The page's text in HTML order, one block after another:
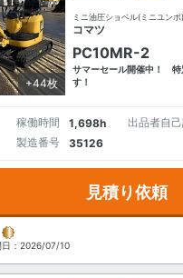
+44枚
ミニ油圧ショベル(ミニユンボ)
コマツ
PC10MR-2
サマーセール開催中！ 特
す！
稼働時間 1,698h 出品者自
製造番号 35126
見積り依頼
： 2026/07/10